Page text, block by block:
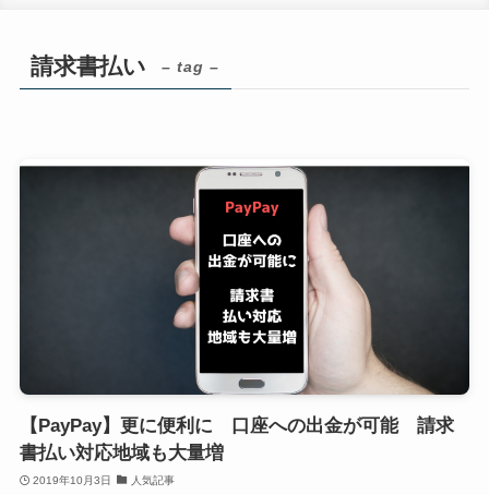
請求書払い – tag –
【PayPay】更に便利に 口座への出金が可能 請求
書払い対応地域も大量増
2019年10月3日 人気記事